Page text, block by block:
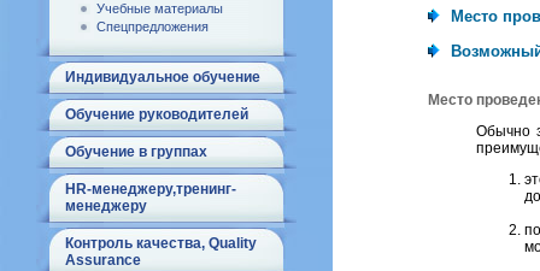
Учебные материалы
Спецпредложения
Индивидуальное обучение
Обучение руководителей
Обучение в группах
HR-менеджеру,тренинг-
менеджеру
Контроль качества, Quality
Assurance
Место
Место
Обычно